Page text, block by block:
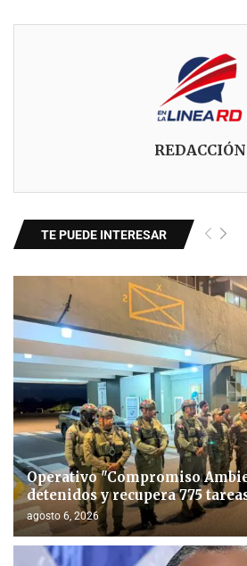
REDACCIÓN
TE PUEDE INTERESAR
Operativo "Compromiso
detenidos y recupera 775
agosto 6, 2026